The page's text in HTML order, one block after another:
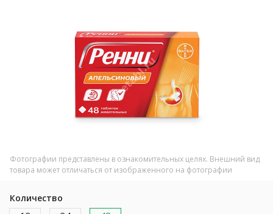
Фотографии представлены в ознакомительных целях. Внешний вид
товара может отличаться от изображенного на фотографии
Количество